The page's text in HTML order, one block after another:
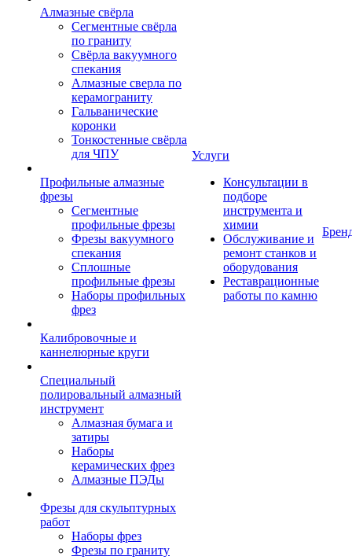
Алмазные свёрла
Сегментные свёрла
по граниту
Свёрла вакуумного
спекания
Алмазные сверла по
керамограниту
Гальванические
коронки
Тонкостенные свёрла
для ЧПУ
Профильные алмазные
фрезы
Сегментные
профильные фрезы
Фрезы вакуумного
спекания
Сплошные
профильные фрезы
Наборы профильных
фрез
Калибровочные и
каннелюрные круги
Специальный
полировальный алмазный
инструмент
Алмазная бумага и
затиры
Наборы
керамических фрез
Алмазные ПЭДы
Фрезы для скульптурных
работ
Наборы фрез
Фрезы по граниту
Услуги
Консультации в
подборе
инструмента и
химии
Обслуживание и
ремонт станков и
оборудования
Реставрационные
работы по камню